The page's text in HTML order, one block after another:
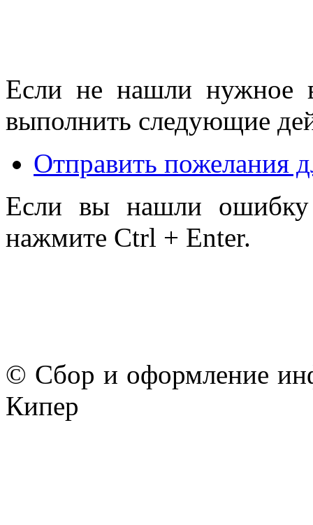
Если не нашли нужное
выполнить следующие
Отправить пожелания
Если вы нашли ошибку
нажмите Ctrl + Enter.
© Сбор и оформление
Кипер